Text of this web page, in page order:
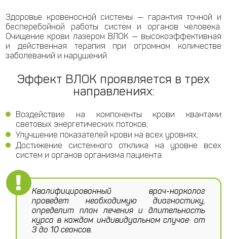
Здоровье кровеносной системы — гарантия точной и
бесперебойной работы систем и органов человека.
Очищение крови лазером ВЛОК — высокоэффективная
и действенная терапия при огромном количестве
заболеваний и нарушений.
Эффект ВЛОК проявляется в трех
направлениях:
Воздействие на компоненты крови квантами
световых энергетических потоков;
Улучшение показателей крови на всех уровнях;
Достижение системного отклика на уровне всех
систем и органов организма пациента.
Квалифицированный врач-нарколог
проведет необходимую диагностику,
определит план лечения и длительность
курса в каждом индивидуальном случае: от
3 до 10 сеансов.